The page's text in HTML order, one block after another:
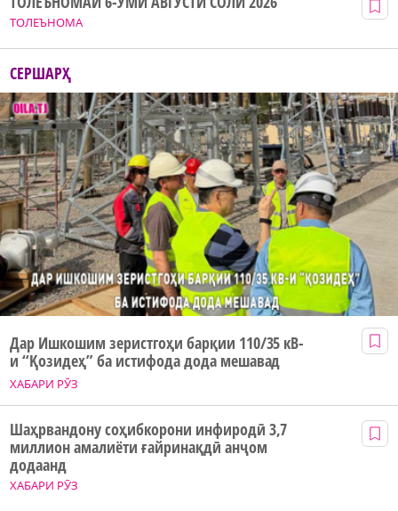
ТОЛЕЪНОМА
СЕРШАРҲ
ХАБАРИ РӮЗ
Дар Ишкошим зеристгоҳи барқии 110/35 кВ-
и “Қозидеҳ” ба истифода дода мешавад
ХАБАРИ РӮЗ
Шаҳрвандону соҳибкорони инфиродӣ 3,7
миллион амалиёти ғайринақдӣ анҷом
додаанд